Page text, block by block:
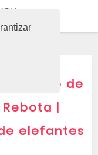
Moco de
|
elefantes